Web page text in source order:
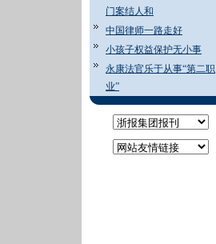
门案结人和
中国律师一路走好
小孩子权益保护无小事
永康法官乐于从事“第二职
业”